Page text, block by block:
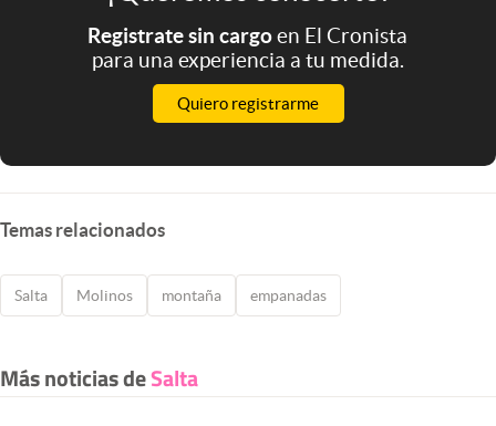
Registrate sin cargoen El Cronista
para una experiencia a tu medida.
Quiero registrarme
Temas relacionados
Salta Molinos montaña empanadas
Más noticias deSalta